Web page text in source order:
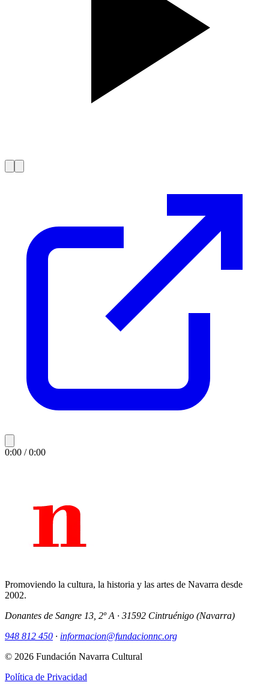
0:00 /0:00
Promoviendo la cultura, la historia y las artes de Navarra desde
2002.
Donantes de Sangre 13, 2º A · 31592 Cintruénigo (Navarra)
948 812 450 · informacion@fundacionnc.org
© 2026 Fundación Navarra Cultural
Política de Privacidad